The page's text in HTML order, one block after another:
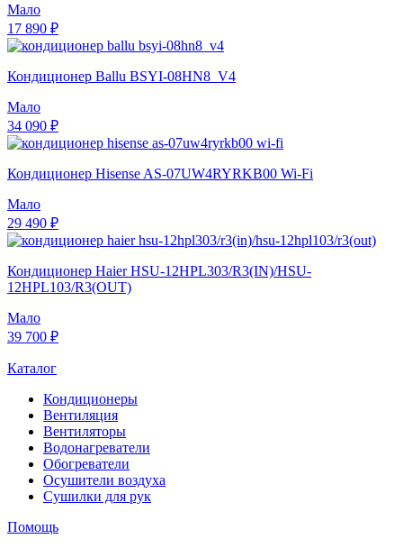
Мало
17 890 ₽
Кондиционер Ballu BSYI-08HN8_V4
Мало
34 090 ₽
Кондиционер Hisense AS-07UW4RYRKB00 Wi-Fi
Мало
29 490 ₽
Кондиционер Haier HSU-12HPL303/R3(IN)/HSU-
12HPL103/R3(OUT)
Мало
39 700 ₽
Каталог
Кондиционеры
Вентиляция
Вентиляторы
Водонагреватели
Обогреватели
Осушители воздуха
Сушилки для рук
Помощь